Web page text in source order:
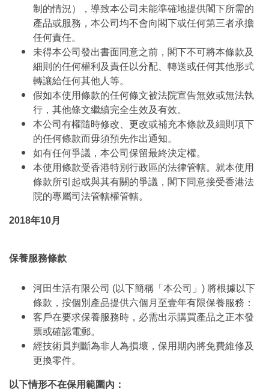
制的情況），導致本公司未能準確地提供閣下所需的
產品或服務，本公司均不會向閣下或任何第三者承擔
任何責任。
未得本公司發出書面同意之前，閣下不可將本條款及
細則的任何權利及責任以分配、轉送或任何其他形式
轉讓給任何其他人等。
假如本使用條款的任何條文被法院宣告無效或無法執
行，其他條文繼續完全生效及有效。
本公司有權隨時修改、更改或補充本條款及細則項下
的任何條款而毋須預先作出通知。
如有任何爭議，本公司保留最終決定權。
本使用條款受香港特別行政區的法律管轄。就本使用
條款所引起或與其有關的爭議，閣下同意接受香港法
院的專屬司法管轄權管轄。
2018年10月
保養服務條款
河田生活有限公司 (以下簡稱「本公司」) 將根據以下
條款，按個別產品提供六個月至壹年有限保養服務：
客戶在要求保養服務時，必需出示購買產品之正本發
票或確認電郵。
經技術員判斷為非人為損壞，保用期內將免費維修及
更換零件。
以下情形不在保用範圍內：